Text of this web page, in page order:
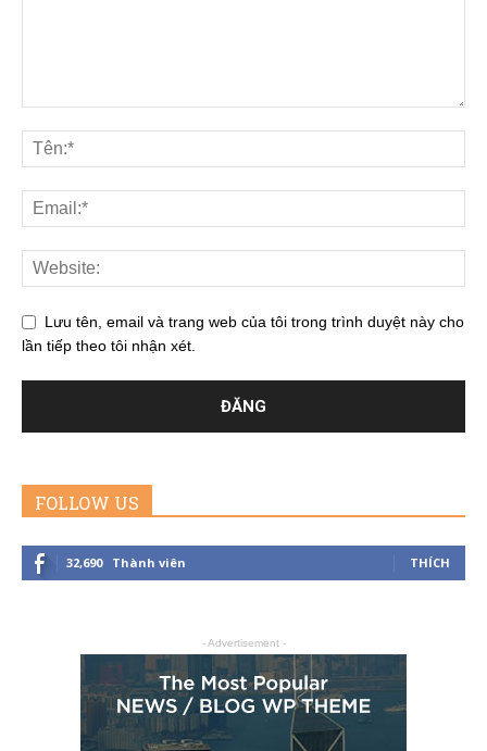
Lưu tên, email và trang web của tôi trong trình duyệt này cho
lần tiếp theo tôi nhận xét.
FOLLOW US
32,690 Thành viên THÍCH
- Advertisement -